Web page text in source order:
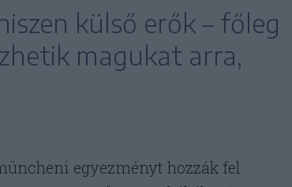
külső erők – főleg
magukat arra,
egyezményt hozzák fel